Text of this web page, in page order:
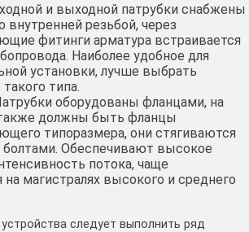
и выходной патрубки снабжены
внутренней резьбой, через
фитинги арматура встраивается
Наиболее удобное для
установки, лучше выбрать
типа.
оборудованы фланцами, на
должны быть фланцы
типоразмера, они стягиваются
Обеспечивают высокое
потока, чаще
магистралях высокого и среднего
следует выполнить ряд